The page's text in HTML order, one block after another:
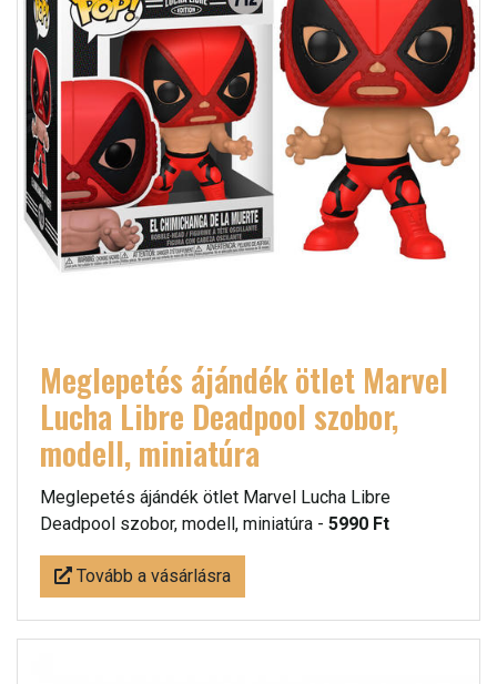
Meglepetés ájándék ötlet Marvel
Lucha Libre Deadpool szobor,
modell, miniatúra
Meglepetés ájándék ötlet Marvel Lucha Libre
Deadpool szobor, modell, miniatúra - 5990 Ft
Tovább a vásárlásra